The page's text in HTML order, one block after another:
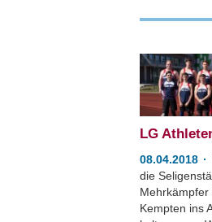
LG
08.04.2018
die
Mehrkämpfer
Kempten ins